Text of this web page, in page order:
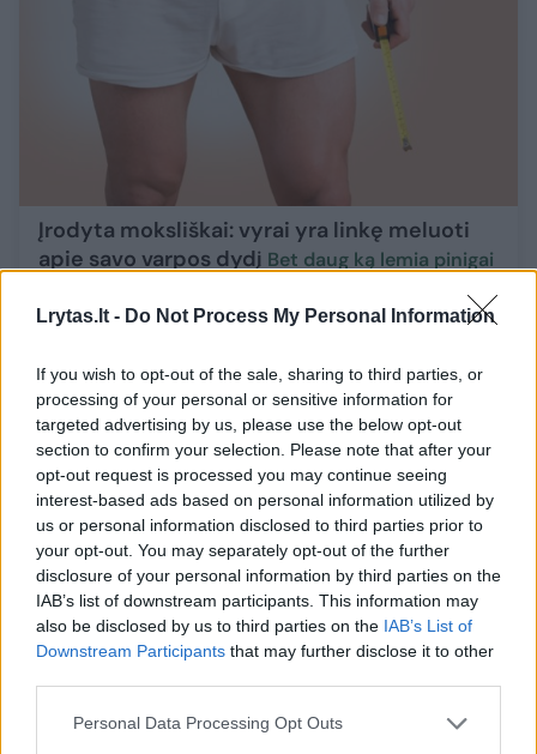
Lrytas.lt - Do Not Process My Personal Information
If you wish to opt-out of the sale, sharing to third parties, or
processing of your personal or sensitive information for
targeted advertising by us, please use the below opt-out
section to confirm your selection. Please note that after your
opt-out request is processed you may continue seeing
interest-based ads based on personal information utilized by
us or personal information disclosed to third parties prior to
your opt-out. You may separately opt-out of the further
disclosure of your personal information by third parties on the
IAB’s list of downstream participants. This information may
also be disclosed by us to third parties on the IAB’s List of
Downstream Participants that may further disclose it to other
Personal Data Processing Opt Outs
Įrodyta moksliškai: vyrai yra linkę meluoti
apie savo varpos dydį Bet daug ką lemia pinigai
pagalbos – vyrai: ką daryti, kad